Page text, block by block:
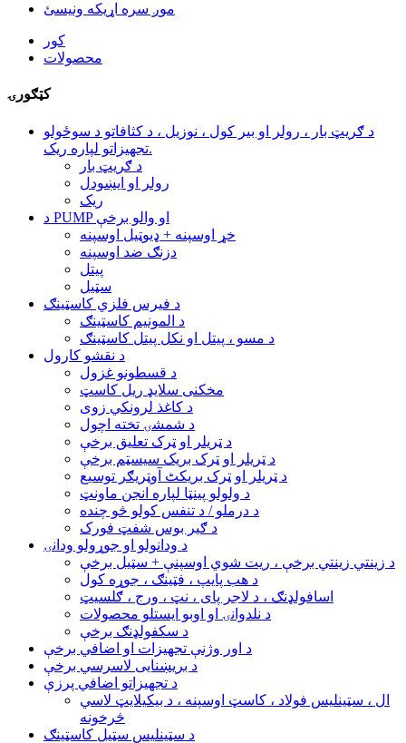
موږ سره اړیکه ونیسئ
کور
محصولات
کټګورۍ
د ګریټ بار ، رولر او بیر کول ، نوزیل ، د کثافاتو د سوځولو
تجهیزاتو لپاره ریک.
د ګریټ بار
رولر او ایښودل
ریک
د PUMP او والو برخې
خړ اوسپنه + ډیوټیل اوسپنه
دزنګ ضد اوسپنه
پیتل
سټیل
د فیرس فلزي کاسټینګ
د المونیم کاسټینګ
د مسو ، پیتل او نکل پیتل کاسټینګ
د نقشو کارول
د قسطونو غزول
مخکنی سلایډ ریل کاسټ
د کاغذ لرونکي زوی
د شمشۍ تخته اچول
د ټریلر او ټرک تعلیق برخې
د ټریلر او ټرک بریک سیسټم برخې
د ټریلر او ټرک بریکٹ آوټریګر توسیع
د ولولو پینټا لپاره انجن ماونټ
د درملو / د تنفس کولو څو چنده
د ګیر بوس شفټ فورک
د ودانولو او جوړولو ودانۍ
د زینتي زینتي برخې ، ریت شوي اوسپنې + سټیل برخې
د هب پایپ ، فټینګ ، جوړه کول
اسافولډنګ ، د لاجر پای ، نټ ، ورج ، ګلسیټ
د نلدوانۍ او اوبو ایستلو محصولات
د سکفولډنګ برخې
د اور وژنې تجهیزات او اضافي برخې
د بریښنایی لاسرسي برخې
د تجهیزاتو اضافي پرزې
ال ، سټینلیس فولاد ، کاسټ اوسپنه ، د بیکیلایټ لاسي
څرخونه
د سټینلیس سټیل کاسټینګ